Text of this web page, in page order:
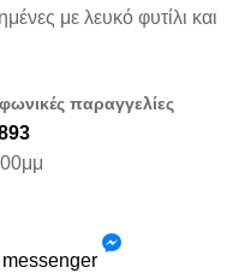
με λευκό φυτίλι και
παραγγελίες